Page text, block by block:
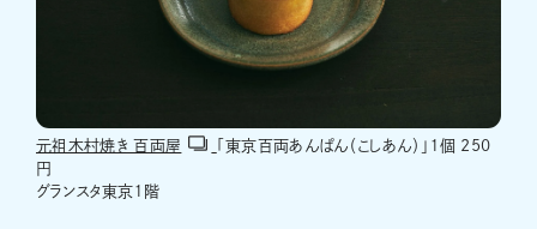
元祖木村焼き 百両屋
「東京百両あんぱん（こしあん）」１個 250
円
グランスタ東京１階